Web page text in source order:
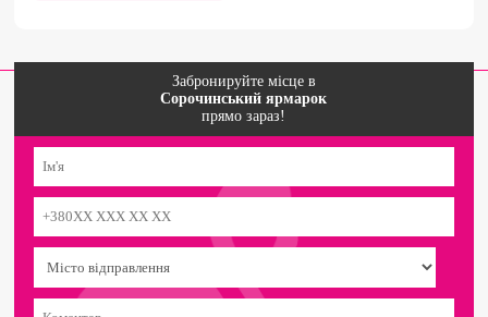
Забронируйте місце в
Сорочинський ярмарок
прямо зараз!